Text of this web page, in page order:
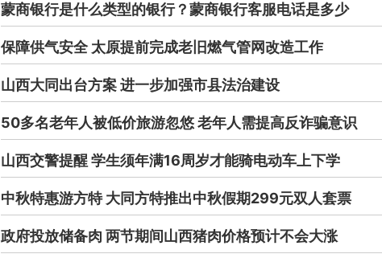
蒙商银行是什么类型的银行？蒙商银行客服电话是多少
保障供气安全 太原提前完成老旧燃气管网改造工作
山西大同出台方案 进一步加强市县法治建设
50多名老年人被低价旅游忽悠 老年人需提高反诈骗意识
山西交警提醒 学生须年满16周岁才能骑电动车上下学
中秋特惠游方特 大同方特推出中秋假期299元双人套票
政府投放储备肉 两节期间山西猪肉价格预计不会大涨